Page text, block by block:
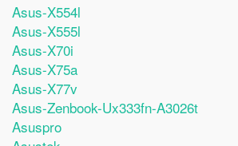
Asus-X554l
Asus-X555l
Asus-X70i
Asus-X75a
Asus-X77v
Asus-Zenbook-Ux333fn-A3026t
Asuspro